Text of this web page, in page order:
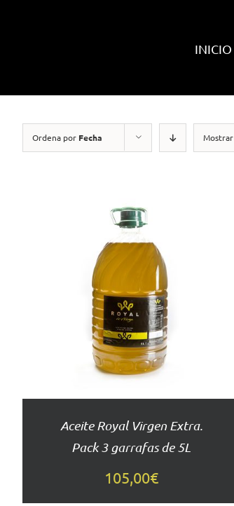
INICIO
Ordena por Fecha Mostrar
AÑADIR AL
CARRITO
DETALLES
Aceite Royal Virgen Extra.
Pack 3 garrafas de 5L
105,00€